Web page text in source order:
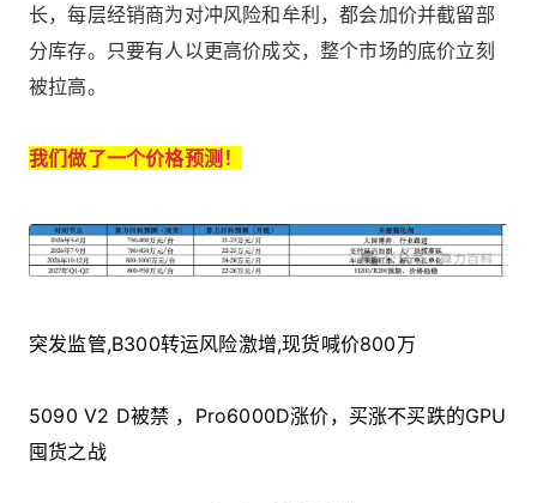
长，每层经销商为对冲风险和牟利，都会加价并截留部
分库存。只要有人以更高价成交，整个市场的底价立刻
被拉高。
我们做了一个价格预测！
突发监管,B300转运风险激增,现货喊价800万
5090 V2 D被禁 ，Pro6000D涨价，买涨不买跌的GPU
囤货之战